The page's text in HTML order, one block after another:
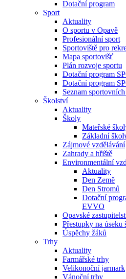
Dotační program
Sport
Aktuality
O sportu v Opavě
Profesionální sport
Sportoviště pro
Mapa sportovišť
Plán rozvoje sportu
Dotační program
Dotační program
Seznam
Školství
Aktuality
Školy
Mateřské
Základní
Zájmové vzdělávání
Zahrady a hřiště
Environmentální
Aktuality
Den Země
Den Stromů
Dotační
EVVO
Opavské
Přestupky na úseku
Úspěchy žáků
Trhy
Aktuality
Farmářské trhy
Velikonoční jarmark
Vánoční trhy